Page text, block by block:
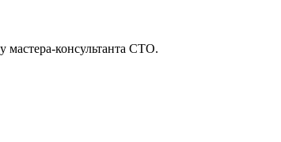
мастера-консультанта СТО.